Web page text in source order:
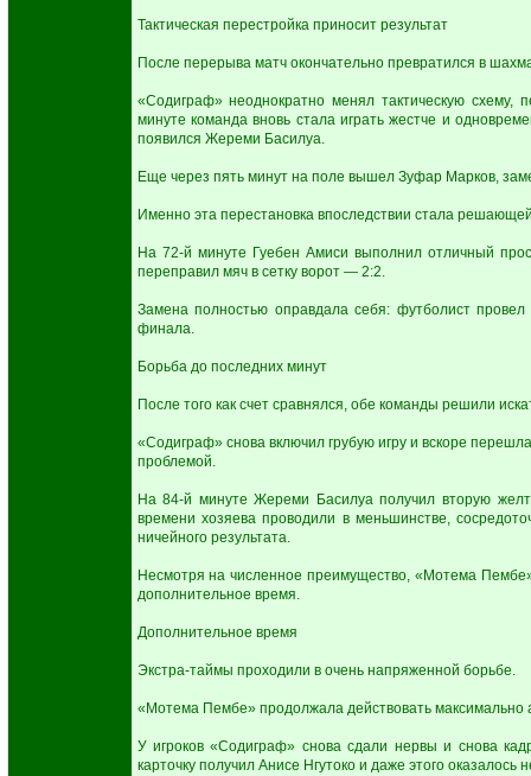
Тактическая перестройка приносит результат
После перерыва матч окончательно превратился в
«Содиграф» неоднократно менял тактическую
минуте команда вновь стала играть жестче и
появился Жереми Басилуа.
Еще через пять минут на поле вышел Зуфар Марков,
Именно эта перестановка впоследствии стала
На 72-й минуте Гуебен Амиси выполнил отличный
переправил мяч в сетку ворот — 2:2.
Замена полностью оправдала себя: футболист
финала.
Борьба до последних минут
После того как счет сравнялся, обе команды решили
«Содиграф» снова включил грубую игру и вскоре
проблемой.
На 84-й минуте Жереми Басилуа получил вторую
времени хозяева проводили в меньшинстве,
ничейного результата.
Несмотря на численное преимущество, «Мотема
дополнительное время.
Дополнительное время
Экстра-таймы проходили в очень напряженной борьбе.
«Мотема Пембе» продолжала действовать максимально
У игроков «Содиграф» снова сдали нервы и снова
карточку получил Анисе Нгутоко и даже этого